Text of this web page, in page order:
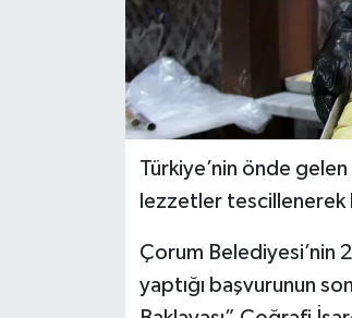
Türkiye’nin önde
lezzetler tescillenerek
Çorum Belediyesi’nin
yaptığı başvurunun